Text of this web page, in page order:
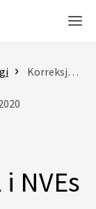
Korreksjon av feil i NVEs beregning av varedeklarasjon for strømleverandører 2019
NVEs